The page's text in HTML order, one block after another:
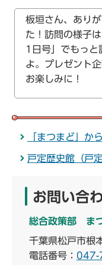
板垣さん、あり
た！訪問の様子
1日号」でもっと
よ。プレゼント
お楽しみに！
「まつまど」か
戸定歴史館（戸定
お問い合
総合政策部 ま
千葉県松戸市根
電話番号： 047-